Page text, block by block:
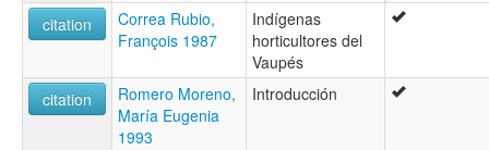
citation
Correa Rubio,
François 1987
Indígenas
horticultores del
Vaupés
citation
Romero Moreno,
María Eugenia
1993
Introducción